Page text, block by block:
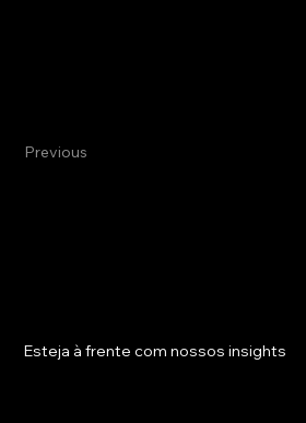
Previous
Esteja à frente com nossos insights